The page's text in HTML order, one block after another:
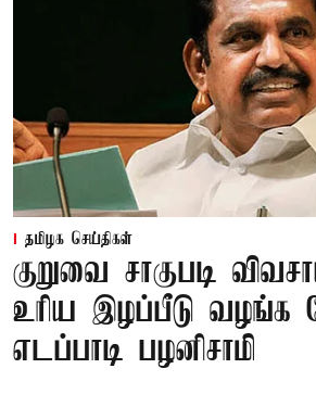
தமிழக செய்திகள்
குறுவை சாகுபடி
உரிய இழப்பீடு வழங்க
எடப்பாடி பழனிசாமி